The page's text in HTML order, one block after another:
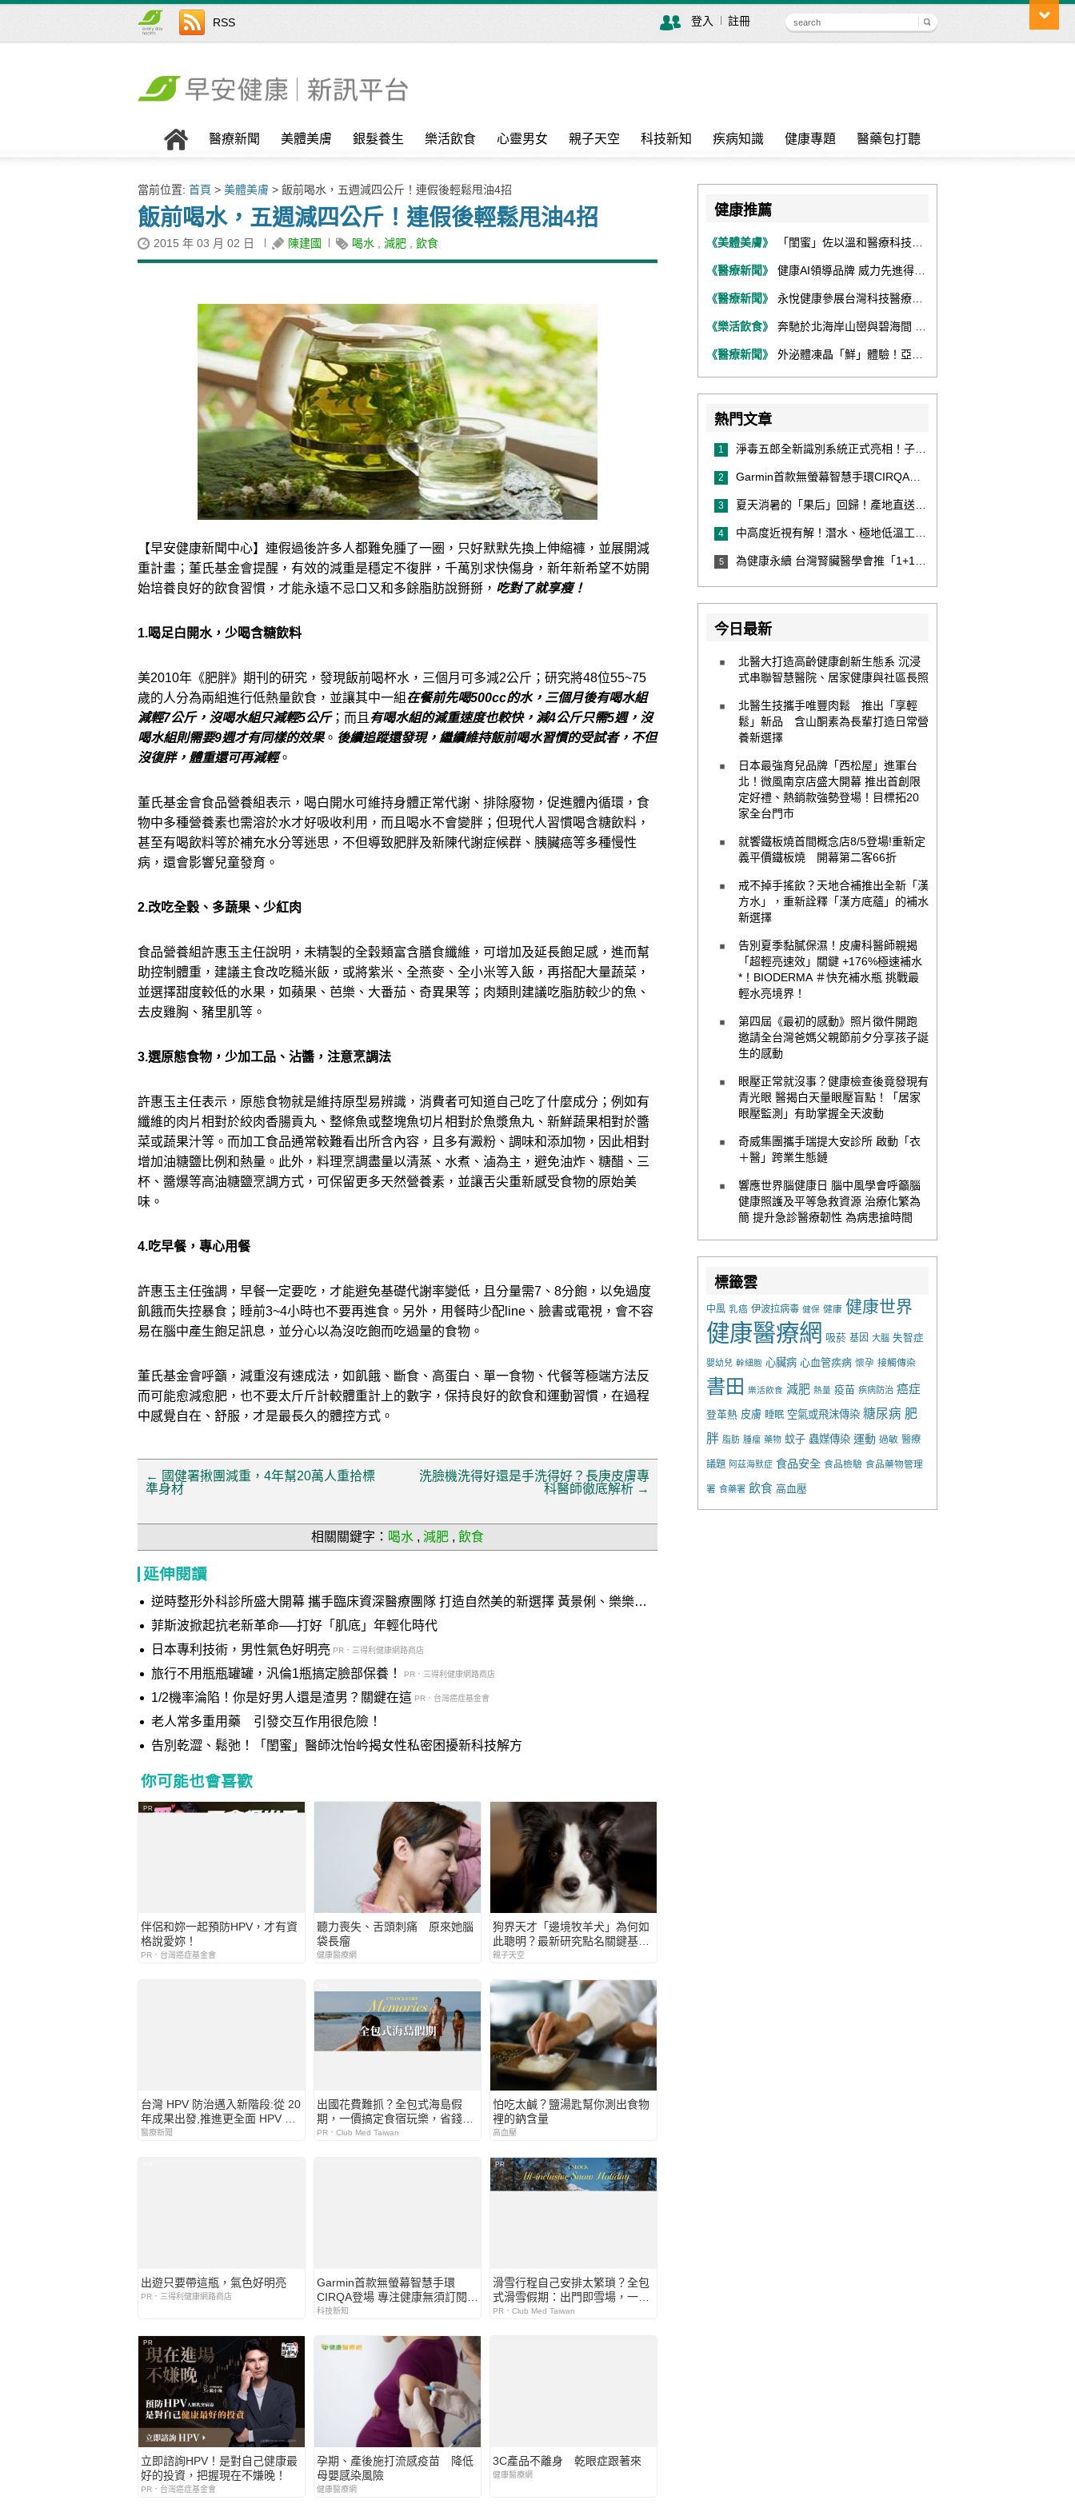
RSS 登入 註冊
醫療新聞 美體美膚 銀髮養生 樂活飲食 心靈男女 親子天空 科技新知 疾病知識 健康專題 醫藥包打聽
當前位置: 首頁 > 美體美膚 > 飯前喝水，五週減四公斤！連假後輕鬆甩油4招
飯前喝水，五週減四公斤！連假後輕鬆甩油4招
2015 年 03 月 02 日 陳建國 喝水 減肥 飲食
【早安健康新聞中心】連假過後許多人都難免腫了一圈，只好默默先換上伸縮褲， 並展開減
重計畫；董氏基金會提醒，有效的減重是穩定不復胖， 千萬別求快傷身，新年新希望不妨開
始培養良好的飲食習慣， 才能永遠不忌口又和多餘脂肪說掰掰， 吃對了就享瘦！
1.喝足白開水，少喝含糖飲料
美2010年《肥胖》期刊的研究，發現飯前喝杯水，三個月可多減2公斤；研究將48位55~75
歲的人分為兩組進行低熱量飲食， 並讓其中一組在餐前先喝500cc的水，三個月後有喝水組
減輕7公斤，沒喝水組只減輕5公斤；而且 有喝水組的減重速度也較快，減4公斤只需5週，沒
喝水組則需要9週才有同樣的效果。 後續追蹤還發現，繼續維持飯前喝水習慣的受試者，不但
沒復胖， 體重還可再減輕。
董氏基金會食品營養組表示，喝白開水可維持身體正常代謝、 排除廢物，促進體內循環， 食
物中多種營養素也需溶於水才好吸收利用，而且喝水不會變胖； 但現代人習慣喝含糖飲料，
甚至有喝飲料等於補充水分等迷思， 不但導致肥胖及新陳代謝症候群、胰臟癌等多種慢性
病， 還會影響兒童發育。
2.改吃全穀、多蔬果、少紅肉
食品營養組許惠玉主任說明，未精製的全穀類富含膳食纖維， 可增加及延長飽足感，進而幫
助控制體重，建議主食改吃糙米飯， 或將紫米、全燕麥、全小米等入飯，再搭配大量蔬菜，
並選擇甜度較低的水果，如蘋果、芭樂、大番茄、奇異果等； 肉類則建議吃脂肪較少的魚、
去皮雞胸、豬里肌等。
3.選原態食物，少加工品、沾醬，注意烹調法
許惠玉主任表示，原態食物就是維持原型易辨識， 消費者可知道自己吃了什麼成分； 例如有
纖維的肉片相對於絞肉香腸貢丸、 整條魚或整塊魚切片相對於魚漿魚丸、 新鮮蔬果相對於醬
菜或蔬果汁等。 而加工食品通常較難看出所含內容，且多有澱粉、調味和添加物， 因此相對
增加油糖鹽比例和熱量。此外，料理烹調盡量以清蒸、 水煮、滷為主，避免油炸、糖醋、三
杯、醬爆等高油糖鹽烹調方式， 可保留更多天然營養素，並讓舌尖重新感受食物的原始美
味。
4.吃早餐，專心用餐
許惠玉主任強調，早餐一定要吃，才能避免基礎代謝率變低， 且分量需7 、 8分飽，以免過度
飢餓而失控暴食；睡前3~4小時也不要再進食。另外，用餐時少配 line 、臉書或電視， 會不容
易在腦中產生飽足訊息，並分心以為沒吃飽而吃過量的食物。
董氏基金會呼籲，減重沒有速成法，如飢餓、斷食、高蛋白、 單一食物、代餐等極端方法反
而可能愈減愈肥， 也不要太斤斤計較體重計上的數字，保持良好的飲食和運動習慣， 在過程
中感覺自在、舒服，才是最長久的體控方式。
← 國健署揪團減重，4年幫20萬人重拾標
準身材
洗臉機洗得好還是手洗得好？長庚皮膚專
科醫師徹底解析 →
相關關鍵字： 喝水 , 減肥 , 飲食
延伸閱讀
逆時整形外科診所盛大開幕 攜手臨床資深醫療團隊 打造自然美的新選擇 黃景俐、樂樂律
師親臨站台 暢談美麗升級秘訣
菲斯波掀起抗老新革命──打好「肌底」年輕化時代
日本專利技術，男性氣色好明亮 PR．三得利健康網路商店
旅行不用瓶瓶罐罐，汎倫1瓶搞定臉部保養！ PR．三得利健康網路商店
1/2機率淪陷！你是好男人還是渣男？關鍵在這 PR．台灣癌症基金會
老人常多重用藥 引發交互作用很危險！
告別乾澀、鬆弛！「閨蜜」醫師沈怡岒揭女性私密困擾新科技解方
你可能也會喜歡
PR
伴侶和妳一起預防HPV，才有資
格說愛妳！
PR．台灣癌症基金會
聽力喪失、舌頭刺痛 原來她腦
袋長瘤
健康醫療網
狗界天才「邊境牧羊犬」為何如
此聰明？最新研究點名關鍵基
因！
親子天空
台灣 HPV 防治邁入新階段:從 20
年成果出發,推進更全面 HPV 癌
症防治 至今逾 280 萬人受惠
醫療新聞
出國花費難抓？全包式海島假
期，一價搞定食宿玩樂，省錢更
省心！
PR．Club Med Taiwan
怕吃太鹹？鹽湯匙幫你測出食物
裡的鈉含量
高血壓
出遊只要帶這瓶，氣色好明亮
PR．三得利健康網路商店
Garmin首款無螢幕智慧手環
CIRQA登場 專注健康無須訂閱！
輕量舒適風格百搭 生態系無縫串
科技新知
PR
滑雪行程自己安排太繁瑣？全包
式滑雪假期：出門即雪場，一價
全包不怕預算爆表！
PR．Club Med Taiwan
PR
立即諮詢HPV！是對自己健康最
好的投資，把握現在不嫌晚！
PR．台灣癌症基金會
孕期、產後施打流感疫苗 降低
母嬰感染風險
健康醫療網
3C產品不離身 乾眼症跟著來
健康醫療網
健康推薦
《美體美膚》 「閨蜜」佐以溫和醫療科技，陪伴女性找回身體舒適與自信
《醫療新聞》 健康AI領導品牌 威力先進得獎不斷 同獲『玉山獎』『金炬獎』最高肯定
《醫療新聞》 永悅健康參展台灣科技醫療展 展現數位健康全場景整合能力
《樂活飲食》 奔馳於北海岸山巒與碧海間 跑出屬於你的生命之光 『2026光境半程馬拉松挑戰賽－升龍道』火熱報名中
《醫療新聞》 外泌體凍晶「鮮」體驗！亞家生技解鎖24個月高活性 專利瓶蓋「秒回溶」超驚艷！醫科展秀「睛」亮神采
熱門文章
1 淨毒五郎全新識別系統正式亮相！子品牌然本再推體香噴霧新產品！
2 Garmin首款無螢幕智慧手環CIRQA登場 專注健康無須訂閱！ 輕量舒適風格百搭 生態系無縫串接 打造全天候零干擾健康與恢復管理新體驗
3 夏天消暑的「果后」回歸！產地直送泰國鮮山竹，打造夏日最頂級的天然補給
4 中高度近視有解！潛水、極地低溫工作者優選 EVO ICL 膠原蛋白眼內鏡
5 為健康永續 台灣腎臟醫學會推「1+1 Hold 好腎」 籲掌握eGFR＋UACR雙指標 及早把關腎健康
今日最新
北醫大打造高齡健康創新生態系 沉浸
式串聯智慧醫院、居家健康與社區長照
北醫生技攜手唯豐肉鬆 推出「享輕
鬆」新品 含山酮素為長輩打造日常營
養新選擇
日本最強育兒品牌「西松屋」進軍台
北！微風南京店盛大開幕 推出首創限
定好禮、熱銷款強勢登場！目標拓20
家全台門市
就饗鐵板燒首間概念店8/5登場!重新定
義平價鐵板燒 開幕第二客66折
戒不掉手搖飲？天地合補推出全新「漢
方水」，重新詮釋「漢方底蘊」的補水
新選擇
告別夏季黏膩保濕！皮膚科醫師親揭
「超輕亮速效」關鍵 +176%極速補水
*！BIODERMA ＃快充補水瓶 挑戰最
輕水亮境界！
第四屆《最初的感動》照片徵件開跑
邀請全台灣爸媽父親節前夕分享孩子誕
生的感動
眼壓正常就沒事？健康檢查後竟發現有
青光眼 醫揭白天量眼壓盲點！「居家
眼壓監測」有助掌握全天波動
奇威集團攜手瑞提大安診所 啟動「衣
＋醫」跨業生態鏈
響應世界腦健康日 腦中風學會呼籲腦
健康照護及平等急救資源 治療化繁為
簡 提升急診醫療韌性 為病患搶時間
標籤雲
中風 乳癌 伊波拉病毒 健保 健康 健康世界
健康醫療網 吸菸 基因 大腦 失智症
嬰幼兒 幹細胞 心臟病 心血管疾病 懷孕 接觸傳染
書田 樂活飲食 減肥 熱量 疫苗 疾病防治 癌症
登革熱 皮膚 睡眠 空氣或飛沫傳染 糖尿病 肥
胖 脂肪 腫瘤 藥物 蚊子 蟲媒傳染 運動 過敏 醫療
議題 阿茲海默症 食品安全 食品檢驗 食品藥物管理
署 食藥署 飲食 高血壓